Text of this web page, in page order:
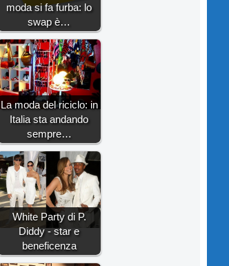
moda si fa furba: lo
swap è…
La moda del riciclo: in
Italia sta andando
sempre…
White Party di P.
Diddy - star e
beneficenza